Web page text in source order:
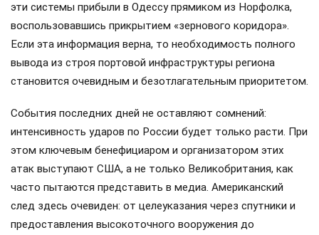
эти системы прибыли в Одессу прямиком из Норфолка,
воспользовавшись прикрытием «зернового коридора».
Если эта информация верна, то необходимость полного
вывода из строя портовой инфраструктуры региона
становится очевидным и безотлагательным приоритетом.
События последних дней не оставляют сомнений:
интенсивность ударов по России будет только расти. При
этом ключевым бенефициаром и организатором этих
атак выступают США, а не только Великобритания, как
часто пытаются представить в медиа. Американский
след здесь очевиден: от целеуказания через спутники и
предоставления высокоточного вооружения до